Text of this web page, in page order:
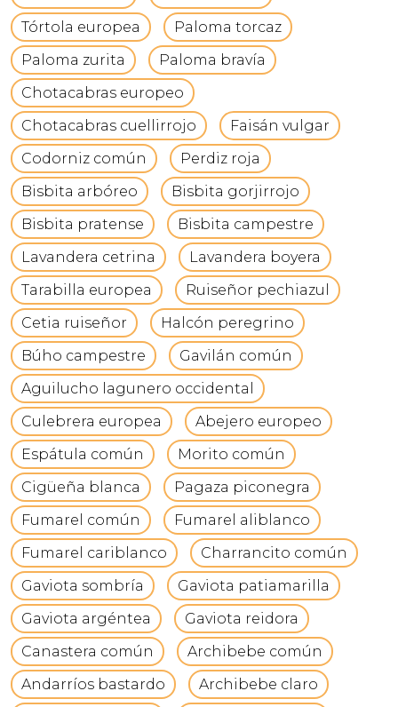
Tórtola europea
Paloma torcaz
Paloma zurita
Paloma bravía
Chotacabras europeo
Chotacabras cuellirrojo
Faisán vulgar
Codorniz común
Perdiz roja
Bisbita arbóreo
Bisbita gorjirrojo
Bisbita pratense
Bisbita campestre
Lavandera cetrina
Lavandera boyera
Tarabilla europea
Ruiseñor pechiazul
Cetia ruiseñor
Halcón peregrino
Búho campestre
Gavilán común
Aguilucho lagunero occidental
Culebrera europea
Abejero europeo
Espátula común
Morito común
Cigüeña blanca
Pagaza piconegra
Fumarel común
Fumarel aliblanco
Fumarel cariblanco
Charrancito común
Gaviota sombría
Gaviota patiamarilla
Gaviota argéntea
Gaviota reidora
Canastera común
Archibebe común
Andarríos bastardo
Archibebe claro